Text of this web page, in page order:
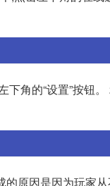
角的“设置”按钮。
原因是因为玩家